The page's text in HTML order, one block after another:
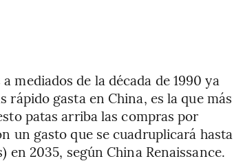
mediados de la década de 1990 ya
rápido gasta en China, es la que más
patas arriba las compras por
un gasto que se cuadruplicará hasta
en 2035, según China Renaissance.